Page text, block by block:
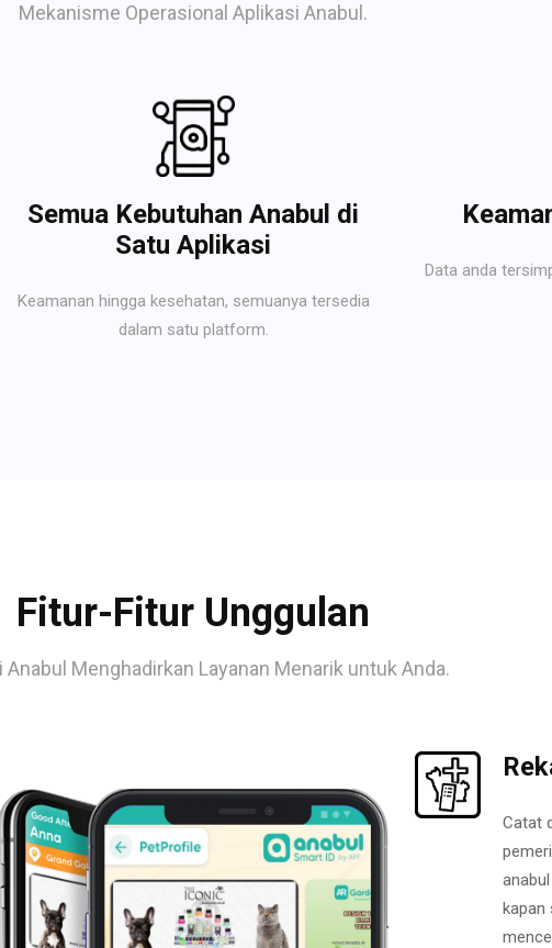
Mekanisme Operasional Aplikasi Anabul.
Semua Kebutuhan Anabul di
Satu Aplikasi
Keamanan hingga kesehatan, semuanya tersedia
dalam satu platform.
Data anda
Fitur-Fitur Unggulan
Anabul Menghadirkan Layanan Menarik untuk Anda.
Catat
kapan